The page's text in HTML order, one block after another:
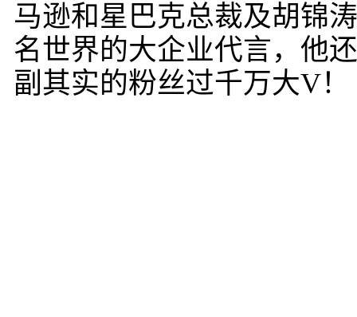
马逊和星巴克总裁及胡锦
名世界的大企业代言，他
副其实的粉丝过千万大V！